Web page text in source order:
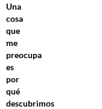
Una
cosa
que
me
preocupa
es
por
qué
descubrimos